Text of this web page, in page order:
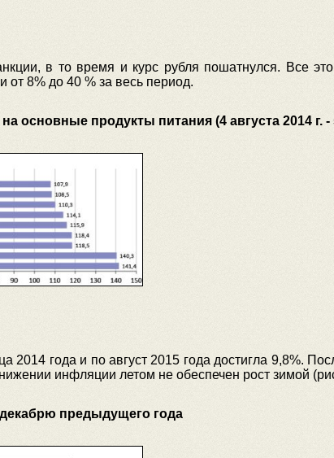
в то время и курс рубля пошатнулся. Все
от 8% до 40 % за весь период.
основные продукты питания (4 августа 2014 г. -
2014 года и по август 2015 года достигла 9,8%.
инфляции летом не обеспечен рост зимой
предыдущего года